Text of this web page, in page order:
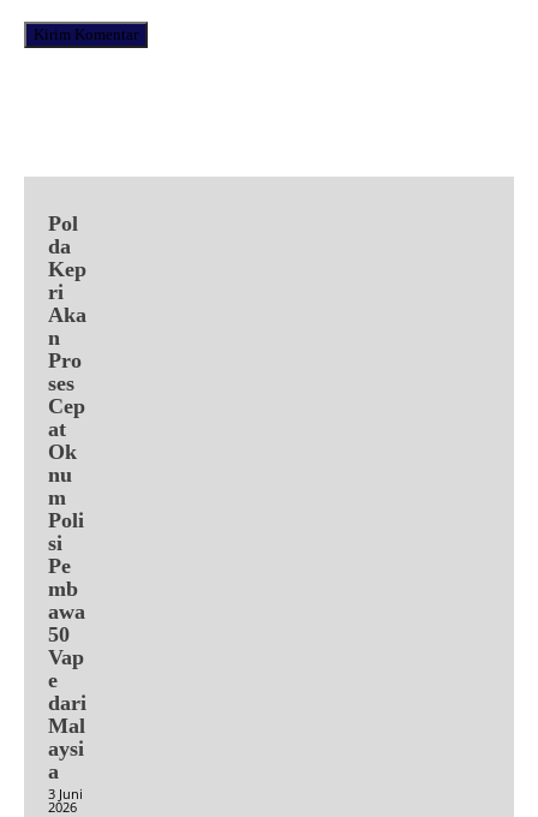
Pol
da
Kep
ri
Aka
n
Pro
ses
Cep
at
Ok
nu
m
Poli
si
Pe
mb
awa
50
Vap
e
dari
Mal
aysi
a
3 Juni
2026